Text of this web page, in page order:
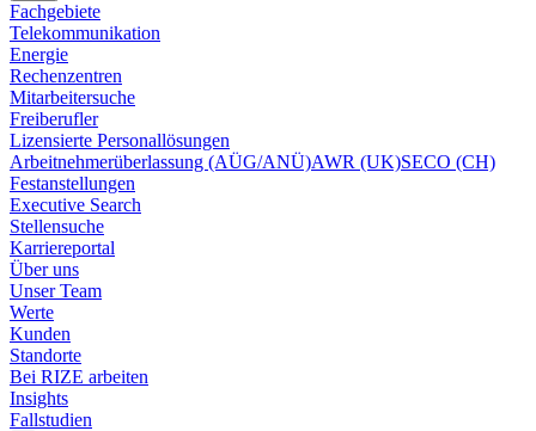
Fachgebiete
Telekommunikation
Energie
Rechenzentren
Mitarbeitersuche
Freiberufler
Lizensierte Personallösungen
Arbeitnehmerüberlassung (AÜG/ANÜ)AWR (UK)SECO (CH)
Festanstellungen
Executive Search
Stellensuche
Karriereportal
Über uns
Unser Team
Werte
Kunden
Standorte
Bei RIZE arbeiten
Insights
Fallstudien